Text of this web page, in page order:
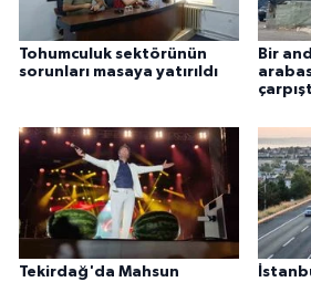
Tohumculuk sektörünün
sorunları masaya yatırıldı
Bir
Tekirdağ'da Mahsun